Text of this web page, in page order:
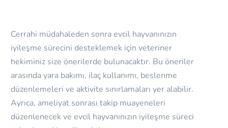
Cerrahi müdahaleden sonra evcil hayvanınızın
iyileşme sürecini desteklemek için veteriner
hekiminiz size önerilerde bulunacaktır. Bu öneriler
arasında yara bakımı, ilaç kullanımı, beslenme
düzenlemeleri ve aktivite sınırlamaları yer alabilir.
Ayrıca, ameliyat sonrası takip muayeneleri
düzenlenecek ve evcil hayvanınızın iyileşme süreci